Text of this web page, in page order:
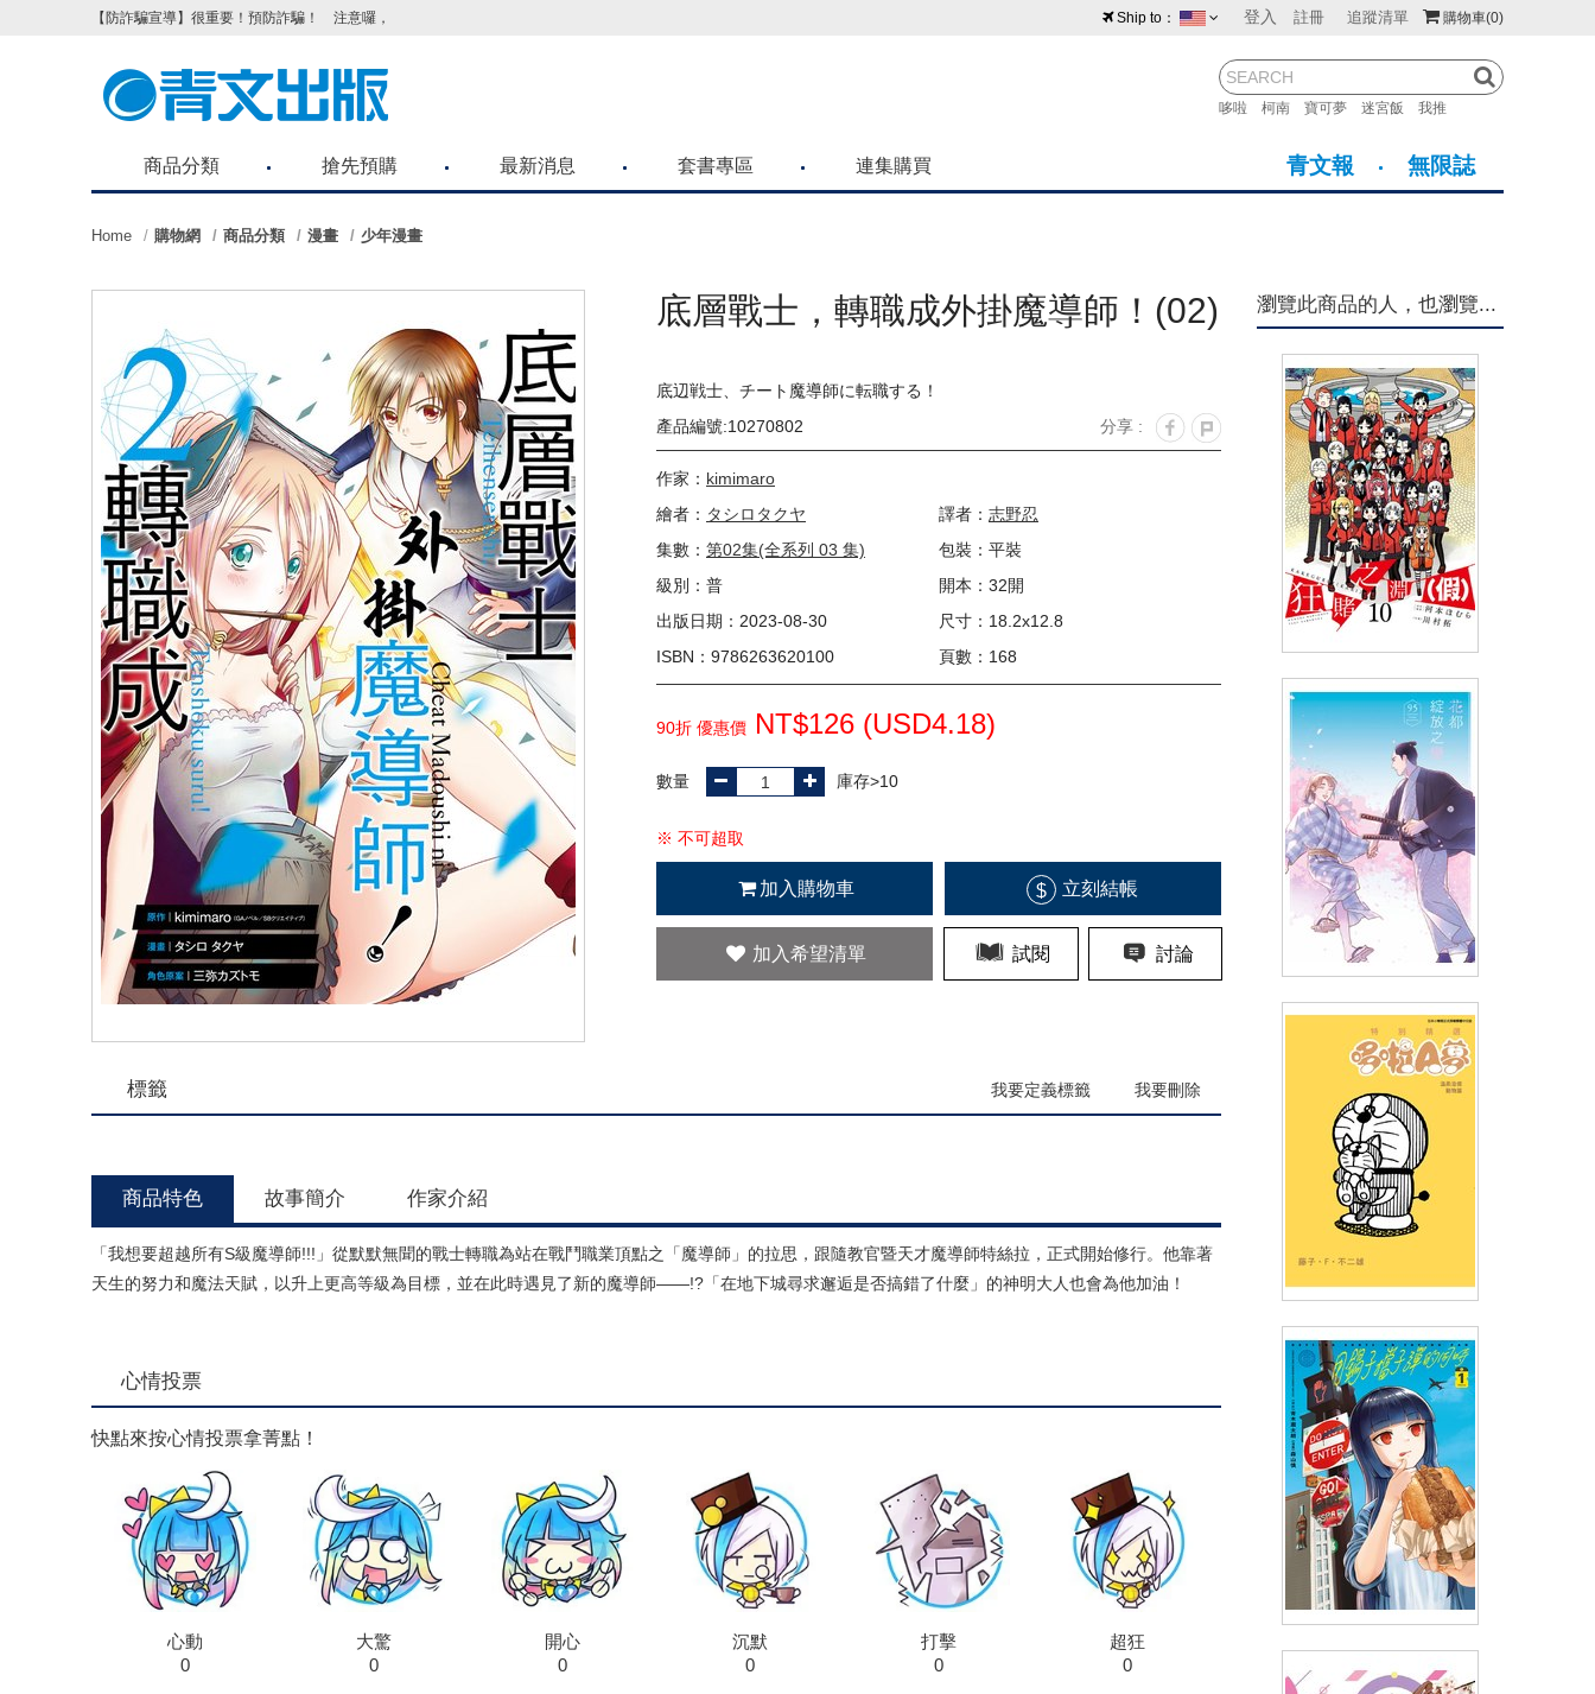
購物車(0)
登入 註冊 追蹤清單
哆啦 柯南 寶可夢 迷宮飯 我推
Ship to：
紐西蘭 馬來西亞
澳門 菲律賓
【防詐騙宣導】很重要！預防詐騙！ 注意囉，不要被騙了！請各位喜歡青文購物網的朋友們，提高警覺！
商品分類 搶先預購 最新消息 套書專區 連集購買 青文報 無限誌
Home 購物網 商品分類 漫畫 少年漫畫
底層戰士，轉職成外掛魔導師！(02)
底辺戦士、チート魔導師に転職する！
產品編號:10270802
分享 :
作家： kimimaro
繪者： タシロタクヤ 譯者： 志野忍
集數： 第02集(全系列 03 集)
包裝：平裝
級別：普
開本：32開
出版日期：2023-08-30
尺寸：18.2x12.8
ISBN：9786263620100
頁數：168
90折 優惠價 NT$126 (USD4.18)
數量 庫存>10
※ 不可超取
加入購物車 $ 立刻結帳
加入希望清單 試閱 討論
標籤 我要定義標籤 我要刪除
商品特色 故事簡介 作家介紹
「我想要超越所有S級魔導師!!!」從默默無聞的戰士轉職為站在戰鬥職業頂點之「魔導師」的拉思，跟隨教官暨天才魔導師特絲拉，正式開始修行。他靠著
天生的努力和魔法天賦，以升上更高等級為目標，並在此時遇見了新的魔導師——!?「在地下城尋求邂逅是否搞錯了什麼」的神明大人也會為他加油！
心情投票
快點來按心情投票拿菁點！
心動
0
大驚
0
開心
0
沉默
0
打擊
0
超狂
0
瀏覽此商品的人，也瀏覽...
狂賭之淵（假）(10)END
NT$140 90折 NT$126 (USD4.18)
花都綻放之戀(全)
90折 NT$126 (USD4.18)
特別精選哆啦A夢 溫柔治癒動物
篇(全)
NT$160 90折 NT$144 (USD4.78)